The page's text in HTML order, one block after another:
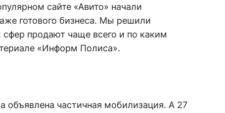
сайте «Авито» начали
готового бизнеса. Мы решили
сфер продают чаще всего и по каким
«Информ Полиса».
объявлена частичная мобилизация. А 27